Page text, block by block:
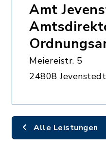
Amt
Meiereistr. 5
24808 Jevenstedt
Alle Leistungen